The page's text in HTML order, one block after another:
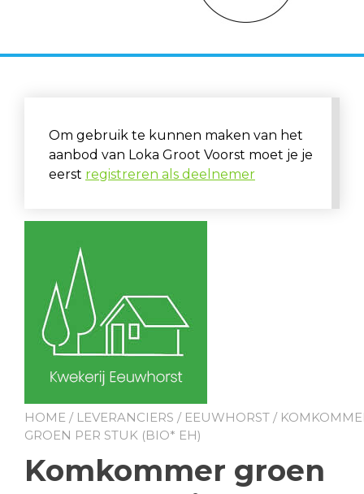
Om gebruik te kunnen maken van het
aanbod van Loka Groot Voorst moet je je
eerst registreren als deelnemer
HOME / LEVERANCIERS / EEUWHORST /
GROEN PER STUK (BIO* EH)
Komkommer groen